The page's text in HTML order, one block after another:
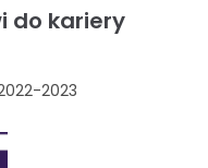
do kariery
2023